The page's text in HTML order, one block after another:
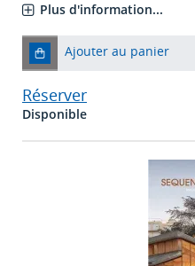
Plus d'information...
Ajouter au panier
Réserver
Disponible